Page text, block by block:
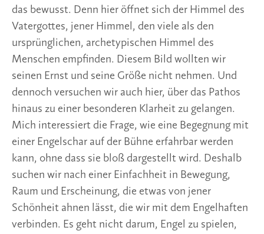
das bewusst. Denn hier öffnet sich der Himmel des
Vatergottes, jener Himmel, den viele als den
ursprünglichen, archetypischen Himmel des
Menschen empfinden. Diesem Bild wollten wir
seinen Ernst und seine Größe nicht nehmen. Und
dennoch versuchen wir auch hier, über das Pathos
hinaus zu einer besonderen Klarheit zu gelangen.
Mich interessiert die Frage, wie eine Begegnung mit
einer Engelschar auf der Bühne erfahrbar werden
kann, ohne dass sie bloß dargestellt wird. Deshalb
suchen wir nach einer Einfachheit in Bewegung,
Raum und Erscheinung, die etwas von jener
Schönheit ahnen lässt, die wir mit dem Engelhaften
verbinden. Es geht nicht darum, Engel zu spielen,